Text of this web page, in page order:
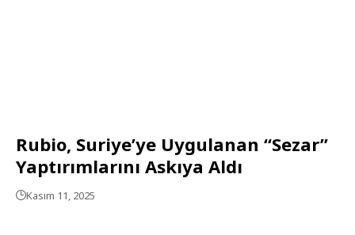
Rubio, Suriye’ye Uygulanan “Sezar”
Yaptırımlarını Askıya Aldı
Kasım 11, 2025